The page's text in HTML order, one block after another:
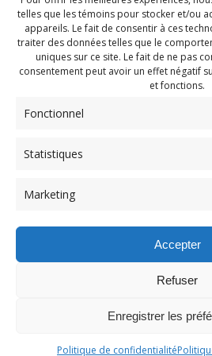
telles que les témoins pour stocker et/ou
appareils. Le fait de consentir à ces
traiter des données telles que le
uniques sur ce site. Le fait de ne pas
consentement peut avoir un effet négatif
et fonctions.
Fonctionnel
Statistiques
Marketing
Accepter
Refuser
Enregistrer les
Politique de confidentialité
Navigation
de
l'article
Previous
PDG aout 2023 (36)
© 2026 Maison des Jeunes